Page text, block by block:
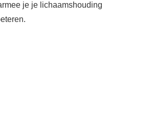
je je lichaamshouding